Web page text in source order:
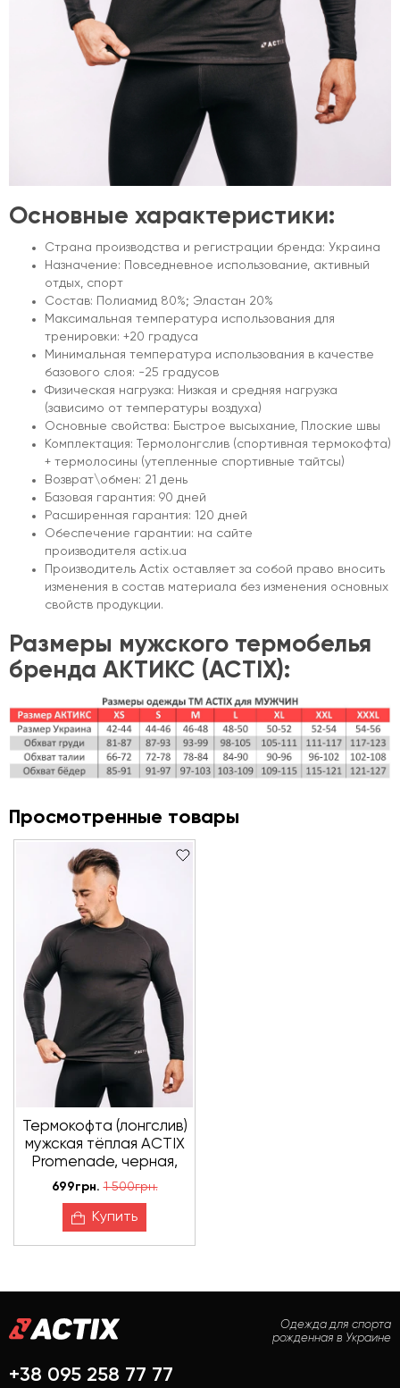
Основные характеристики:
Страна производства и регистрации бренда: Украина
Назначение: Повседневное использование, активный
отдых, спорт
Состав: Полиамид 80%; Эластан 20%
Максимальная температура использования для
тренировки: +20 градуса
Минимальная температура использования в качестве
базового слоя: -25 градусов
Физическая нагрузка: Низкая и средняя нагрузка
(зависимо от температуры воздуха)
Основные свойства: Быстрое высыхание, Плоские швы
Комплектация: Термолонгслив (спортивная термокофта)
+ термолосины (утепленные спортивные тайтсы)
Возврат\обмен: 21 день
Базовая гарантия: 90 дней
Расширенная гарантия: 120 дней
Обеспечение гарантии: на сайте
производителя actix.ua
Производитель Actix оставляет за собой право вносить
изменения в состав материала без изменения основных
свойств продукции.
Размеры мужского термобелья
бренда АКТИКС (ACTIX):
Просмотренные товары
Термокофта (лонгслив)
мужская тёплая ACTIX
Promenade, черная,
утеплённая
микрофлисом
699грн. 1 500грн.
Купить
Одежда для спорта
рожденная в Украине
+38 095 258 77 77